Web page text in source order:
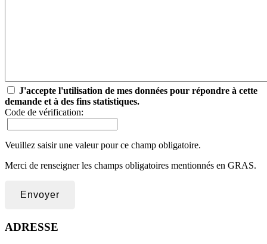
J'accepte l'utilisation de mes données pour répondre à cette
demande et à des fins statistiques.
Code de vérification:
Veuillez saisir une valeur pour ce champ obligatoire.
Merci de renseigner les champs obligatoires mentionnés en GRAS.
Envoyer
ADRESSE